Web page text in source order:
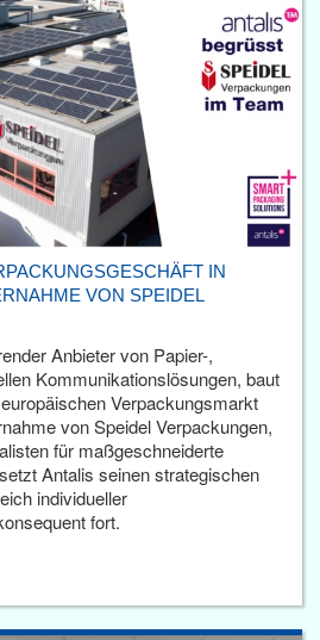
IN
VON SPEIDEL
Anbieter von Papier-,
Kommunikationslösungen, baut
Verpackungsmarkt
von Speidel Verpackungen,
für maßgeschneiderte
Antalis seinen strategischen
individueller
fort.